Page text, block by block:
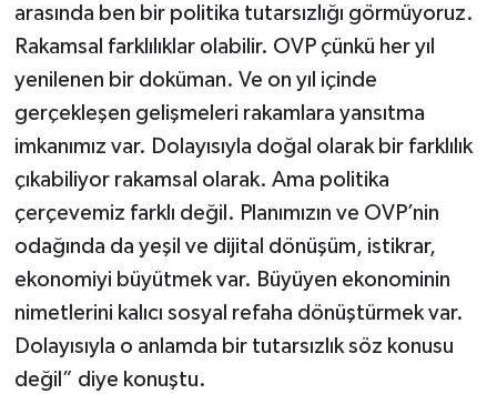
arasında ben bir politika tutarsızlığı görmüyoruz.
Rakamsal farklılıklar olabilir. OVP çünkü her yıl
yenilenen bir doküman. Ve on yıl içinde
gerçekleşen gelişmeleri rakamlara yansıtma
imkanımız var. Dolayısıyla doğal olarak bir farklılık
çıkabiliyor rakamsal olarak. Ama politika
çerçevemiz farklı değil. Planımızın ve OVP’nin
odağında da yeşil ve dijital dönüşüm, istikrar,
ekonomiyi büyütmek var. Büyüyen ekonominin
nimetlerini kalıcı sosyal refaha dönüştürmek var.
Dolayısıyla o anlamda bir tutarsızlık söz konusu
değil” diye konuştu.